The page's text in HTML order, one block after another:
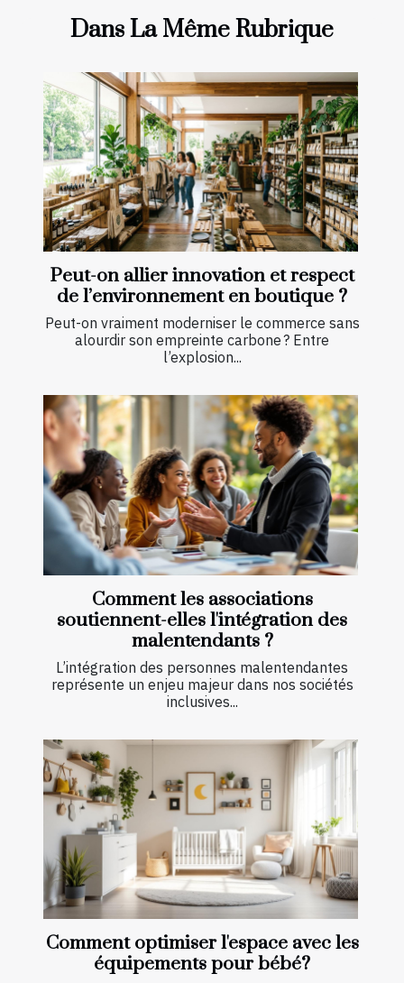
Dans La Même Rubrique
Peut-on allier innovation et respect
de l’environnement en boutique ?
Peut-on vraiment moderniser le commerce sans
alourdir son empreinte carbone ? Entre
l’explosion...
Comment les associations
soutiennent-elles l'intégration des
malentendants ?
L’intégration des personnes malentendantes
représente un enjeu majeur dans nos sociétés
inclusives...
Comment optimiser l'espace avec les
équipements pour bébé?